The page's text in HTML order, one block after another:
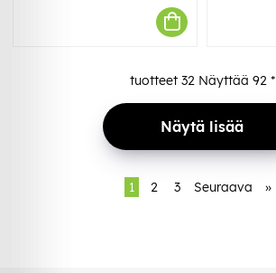
tuotteet 32Näyttää 92*
Näytä lisää
1 2 3 Seuraava »